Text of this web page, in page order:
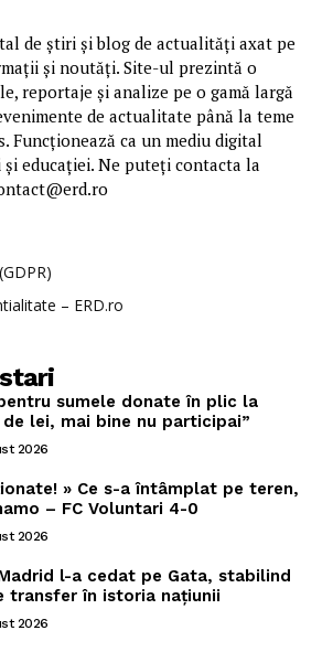
de știri și blog de actualități axat pe
și noutăți. Site-ul prezintă o
reportaje și analize pe o gamă largă
de actualitate până la teme
Funcționează ca un mediu digital
educației. Ne puteți contacta la
– ERD.ro
sumele donate în plic la
de lei, mai bine nu participai”
2026
» Ce s-a întâmplat pe teren,
– FC Voluntari 4-0
2026
l-a cedat pe Gata, stabilind
transfer în istoria națiunii
2026